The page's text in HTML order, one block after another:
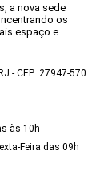
a nova sede
os
espaço e
- CEP: 27947-570
às 10h
Feira das 09h